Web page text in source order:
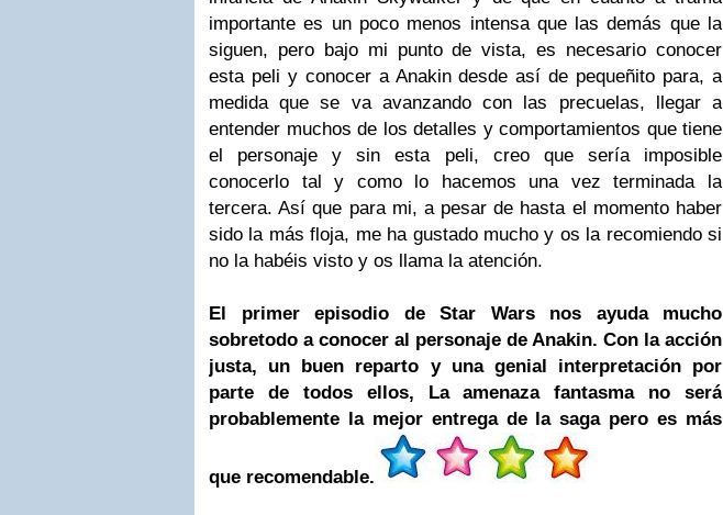
importante es un poco menos intensa que las demás que la
siguen, pero bajo mi punto de vista, es necesario conocer
esta peli y conocer a Anakin desde así de pequeñito para, a
medida que se va avanzando con las precuelas, llegar a
entender muchos de los detalles y comportamientos que tiene
el personaje y sin esta peli, creo que sería imposible
conocerlo tal y como lo hacemos una vez terminada la
tercera. Así que para mi, a pesar de hasta el momento haber
sido la más floja, me ha gustado mucho y os la recomiendo si
no la habéis visto y os llama la atención.
El primer episodio de Star Wars nos ayuda mucho
sobretodo a conocer al personaje de Anakin. Con la acción
justa, un buen reparto y una genial interpretación por
parte de todos ellos, La amenaza fantasma no será
probablemente la mejor entrega de la saga pero es más
que recomendable.